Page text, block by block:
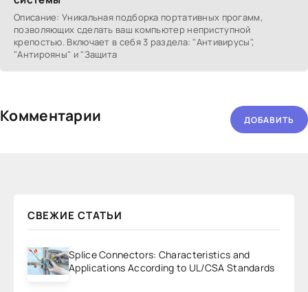
Описание: Уникальная подборка портативных прогамм,
позволяющих сделать ваш компьютер неприступной
крепостью. Включает в себя 3 раздела: "Антивирусы",
"Антирояны" и "Защита
Комментарии ДОБАВИТЬ
СВЕЖИЕ СТАТЬИ
Splice Connectors: Characteristics and
Applications According to UL/CSA Standards